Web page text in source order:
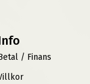
/ Finans